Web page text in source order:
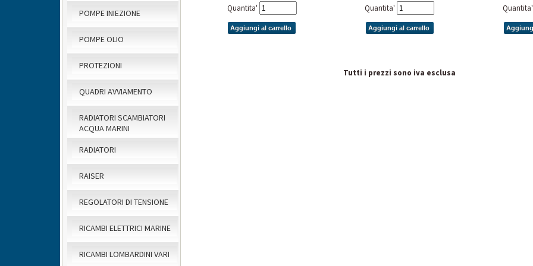
POMPE INIEZIONE
POMPE OLIO
PROTEZIONI
QUADRI AVVIAMENTO
RADIATORI SCAMBIATORI
ACQUA MARINI
RADIATORI
RAISER
REGOLATORI DI TENSIONE
RICAMBI ELETTRICI MARINE
RICAMBI LOMBARDINI VARI
Quantita'
Aggiungi al carrello
Quantita'
Aggiungi al carrello
Quantita'
Tutti i prezzi sono iva esclusa